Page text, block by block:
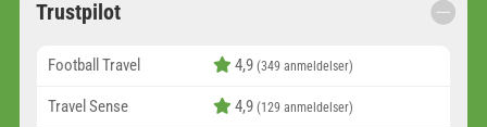
Trustpilot
Football Travel 4,9 (349 anmeldelser)
Travel Sense 4,9 (129 anmeldelser)